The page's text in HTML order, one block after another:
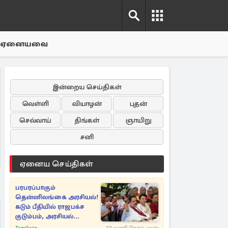
ஏனையவை
இன்றைய செய்திகள்
வெள்ளி
வியாழன்
புதன்
செவ்வாய்
திங்கள்
ஞாயிறு
சனி
ஏனைய செய்திகள்
பரபரப்பாகும்
தென்னிலங்கை அரசியல்!
கடும் பீதியில் ராஜபக்ச
குடும்பம், அரசியல்
நட்புகள்